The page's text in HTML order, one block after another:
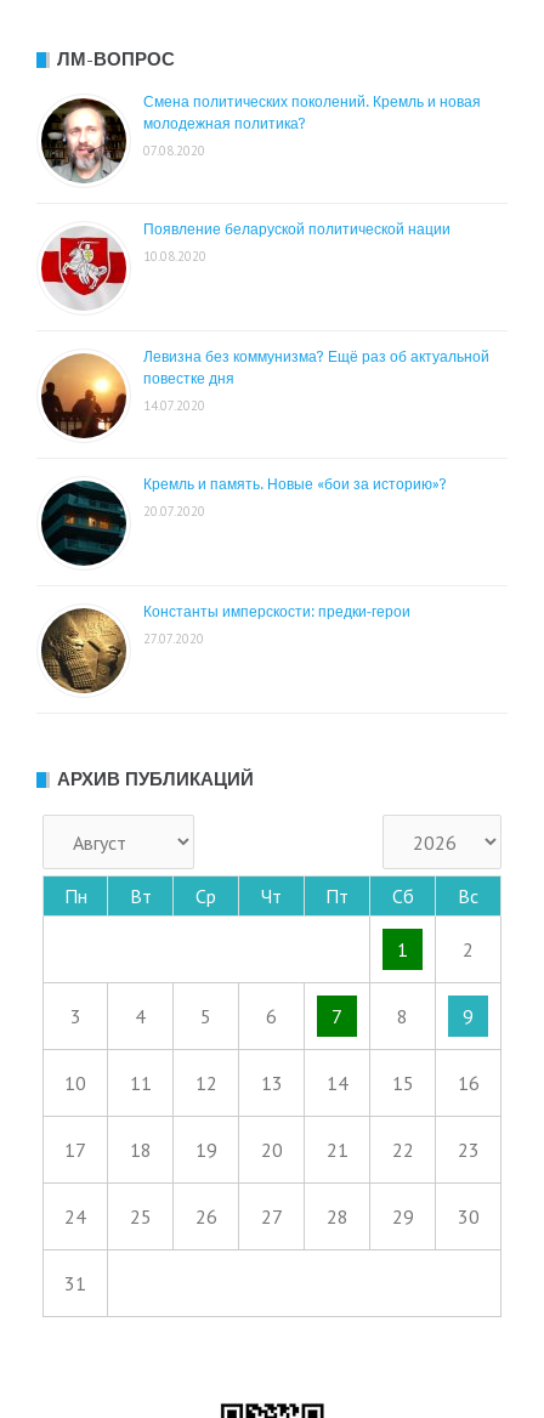
ЛМ-ВОПРОС
Смена политических поколений. Кремль и новая
молодежная политика?
07.08.2020
Появление беларуской политической нации
10.08.2020
Левизна без коммунизма? Ещё раз об актуальной
повестке дня
14.07.2020
Кремль и память. Новые «бои за историю»?
20.07.2020
Константы имперскости: предки-герои
27.07.2020
АРХИВ ПУБЛИКАЦИЙ
Пн Вт Ср Чт Пт Сб Вс
1 2
3 4 5 6 7 8 9
10 11 12 13 14 15 16
17 18 19 20 21 22 23
24 25 26 27 28 29 30
31